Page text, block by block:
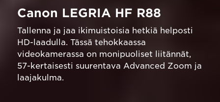
Canon LEGRIA HF R88
Tallenna ja jaa ikimuistoisia hetkiä helposti
HD-laadulla. Tässä tehokkaassa
videokamerassa on monipuoliset liitännät,
57-kertaisesti suurentava Advanced Zoom ja
laajakulma.